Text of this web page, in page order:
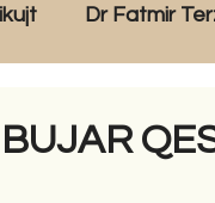
Dr Fatmir
BUJAR